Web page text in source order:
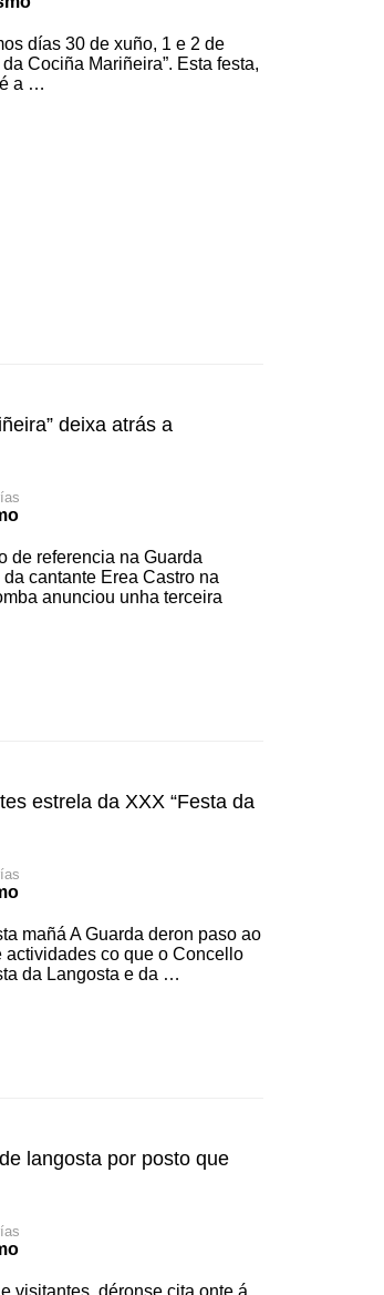
días 30 de xuño, 1 e 2 de
Cociña Mariñeira”. Esta festa,
a …
deixa atrás a
de referencia na Guarda
cantante Erea Castro na
anunciou unha terceira
estrela da XXX “Festa da
mañá A Guarda deron paso ao
co que o Concello
da Langosta e da …
langosta por posto que
visitantes, déronse cita onte á